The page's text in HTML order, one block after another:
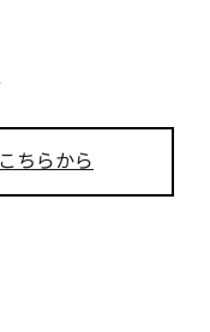
こちらから